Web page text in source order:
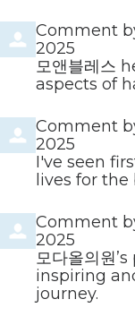
Comment
2025
모앤블레스
aspects of
Comment
2025
I've seen
lives for the
Comment
2025
모다올의원
inspiring
journey.